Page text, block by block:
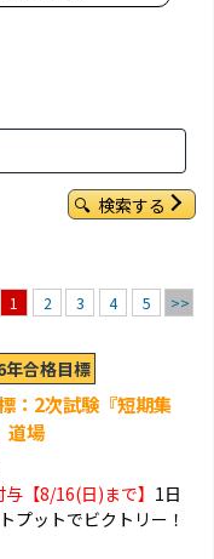
検索する
1 2 3 4 5 >>
年合格目標
：2次試験『短期集
道場
【8/16(日)まで】 1日
プットでビクトリー！